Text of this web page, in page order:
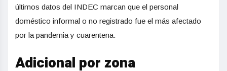
últimos datos del INDEC marcan que el personal
doméstico informal o no registrado fue el más afectado
por la pandemia y cuarentena.
Adicional por zona